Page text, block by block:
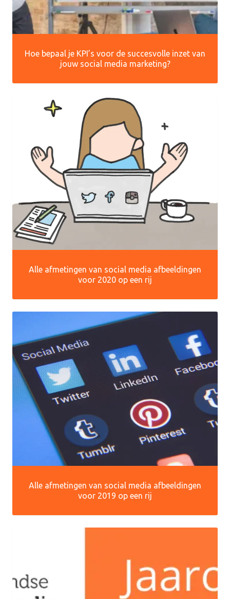
Hoe bepaal je KPI’s voor de succesvolle inzet van
jouw social media marketing?
Alle afmetingen van social media afbeeldingen
voor 2020 op een rij
Alle afmetingen van social media afbeeldingen
voor 2019 op een rij